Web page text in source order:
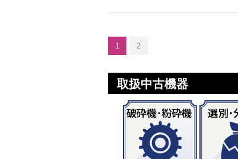
1 2
取扱中古機器